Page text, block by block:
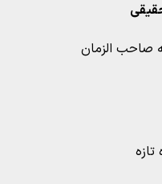
صاحب الزمان